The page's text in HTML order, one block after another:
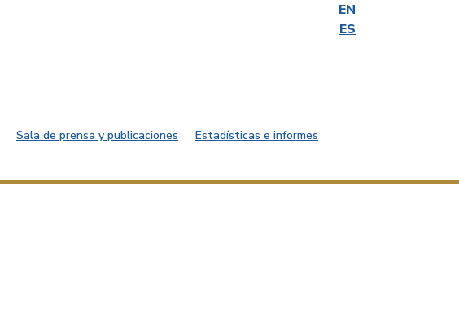
EN
ES
Sala de prensa y publicaciones
Estadísticas e informes